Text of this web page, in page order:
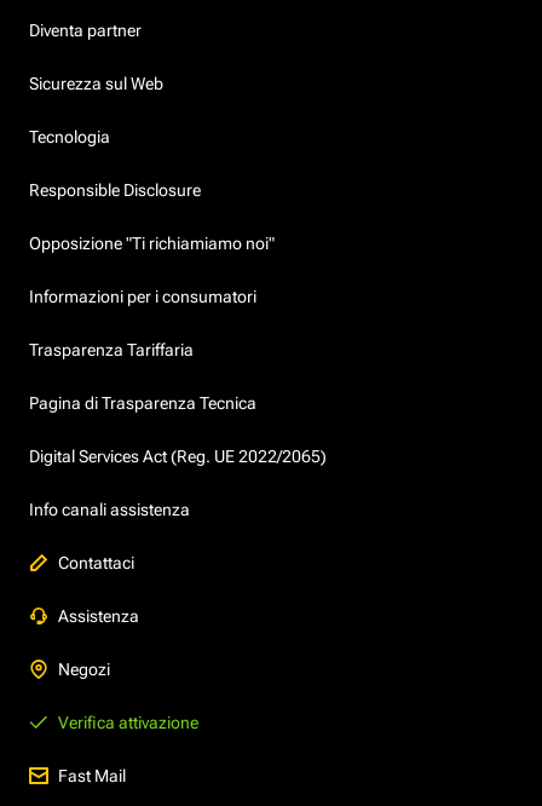
Diventa partner
Sicurezza sul Web
Tecnologia
Responsible Disclosure
Opposizione "Ti richiamiamo noi"
Informazioni per i consumatori
Trasparenza Tariffaria
Pagina di Trasparenza Tecnica
Digital Services Act (Reg. UE 2022/2065)
Info canali assistenza
Contattaci
Assistenza
Negozi
Verifica attivazione
Fast Mail